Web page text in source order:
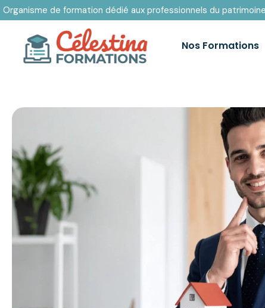
Organisme de formation dédié aux professionnels du patrimoine
Nos Formations